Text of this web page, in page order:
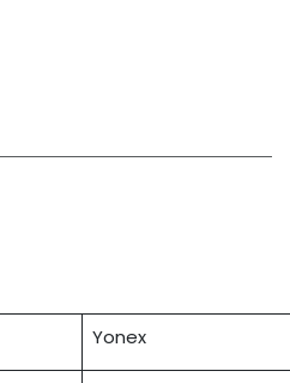
Yonex